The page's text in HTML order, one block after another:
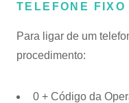
TELEFONE FIXO
Para ligar de um
procedimento:
0 + Código da